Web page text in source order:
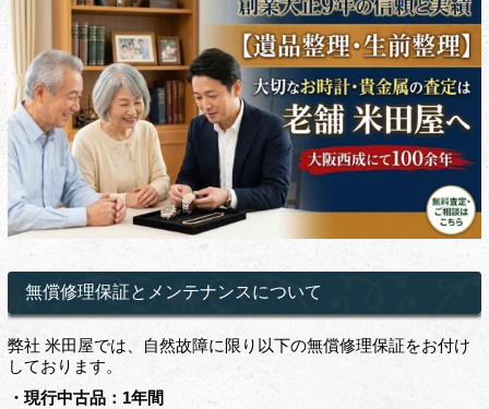
無償修理保証とメンテナンスについて
弊社 米田屋では、自然故障に限り以下の無償修理保証をお付け
しております。
・現行中古品：1年間